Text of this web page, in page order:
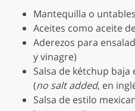
Mantequilla o
Aceites como aceite
Aderezos para
y vinagre)
Salsa de kétchup
(no salt added, en
Salsa de estilo